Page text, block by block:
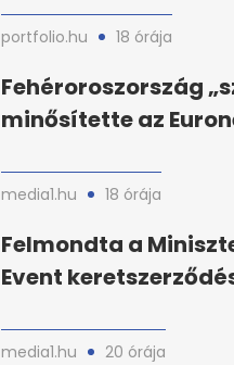
portfolio.hu 18 órája
Fehéroroszország
minősítette az
media1.hu 18 órája
Felmondta a
Event
media1.hu 20 órája